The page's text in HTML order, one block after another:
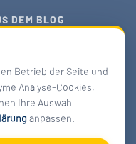
Betrieb der Seite und
Analyse-Cookies,
Ihre Auswahl
anpassen.
DEM BLOG
2026
EU-KI-Regulierung
Nextcloud